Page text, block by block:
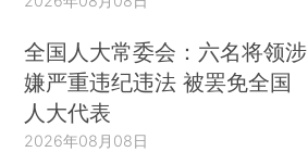
全国人大常委会：六名将领涉
嫌严重违纪违法 被罢免全国
人大代表
2026年08月08日